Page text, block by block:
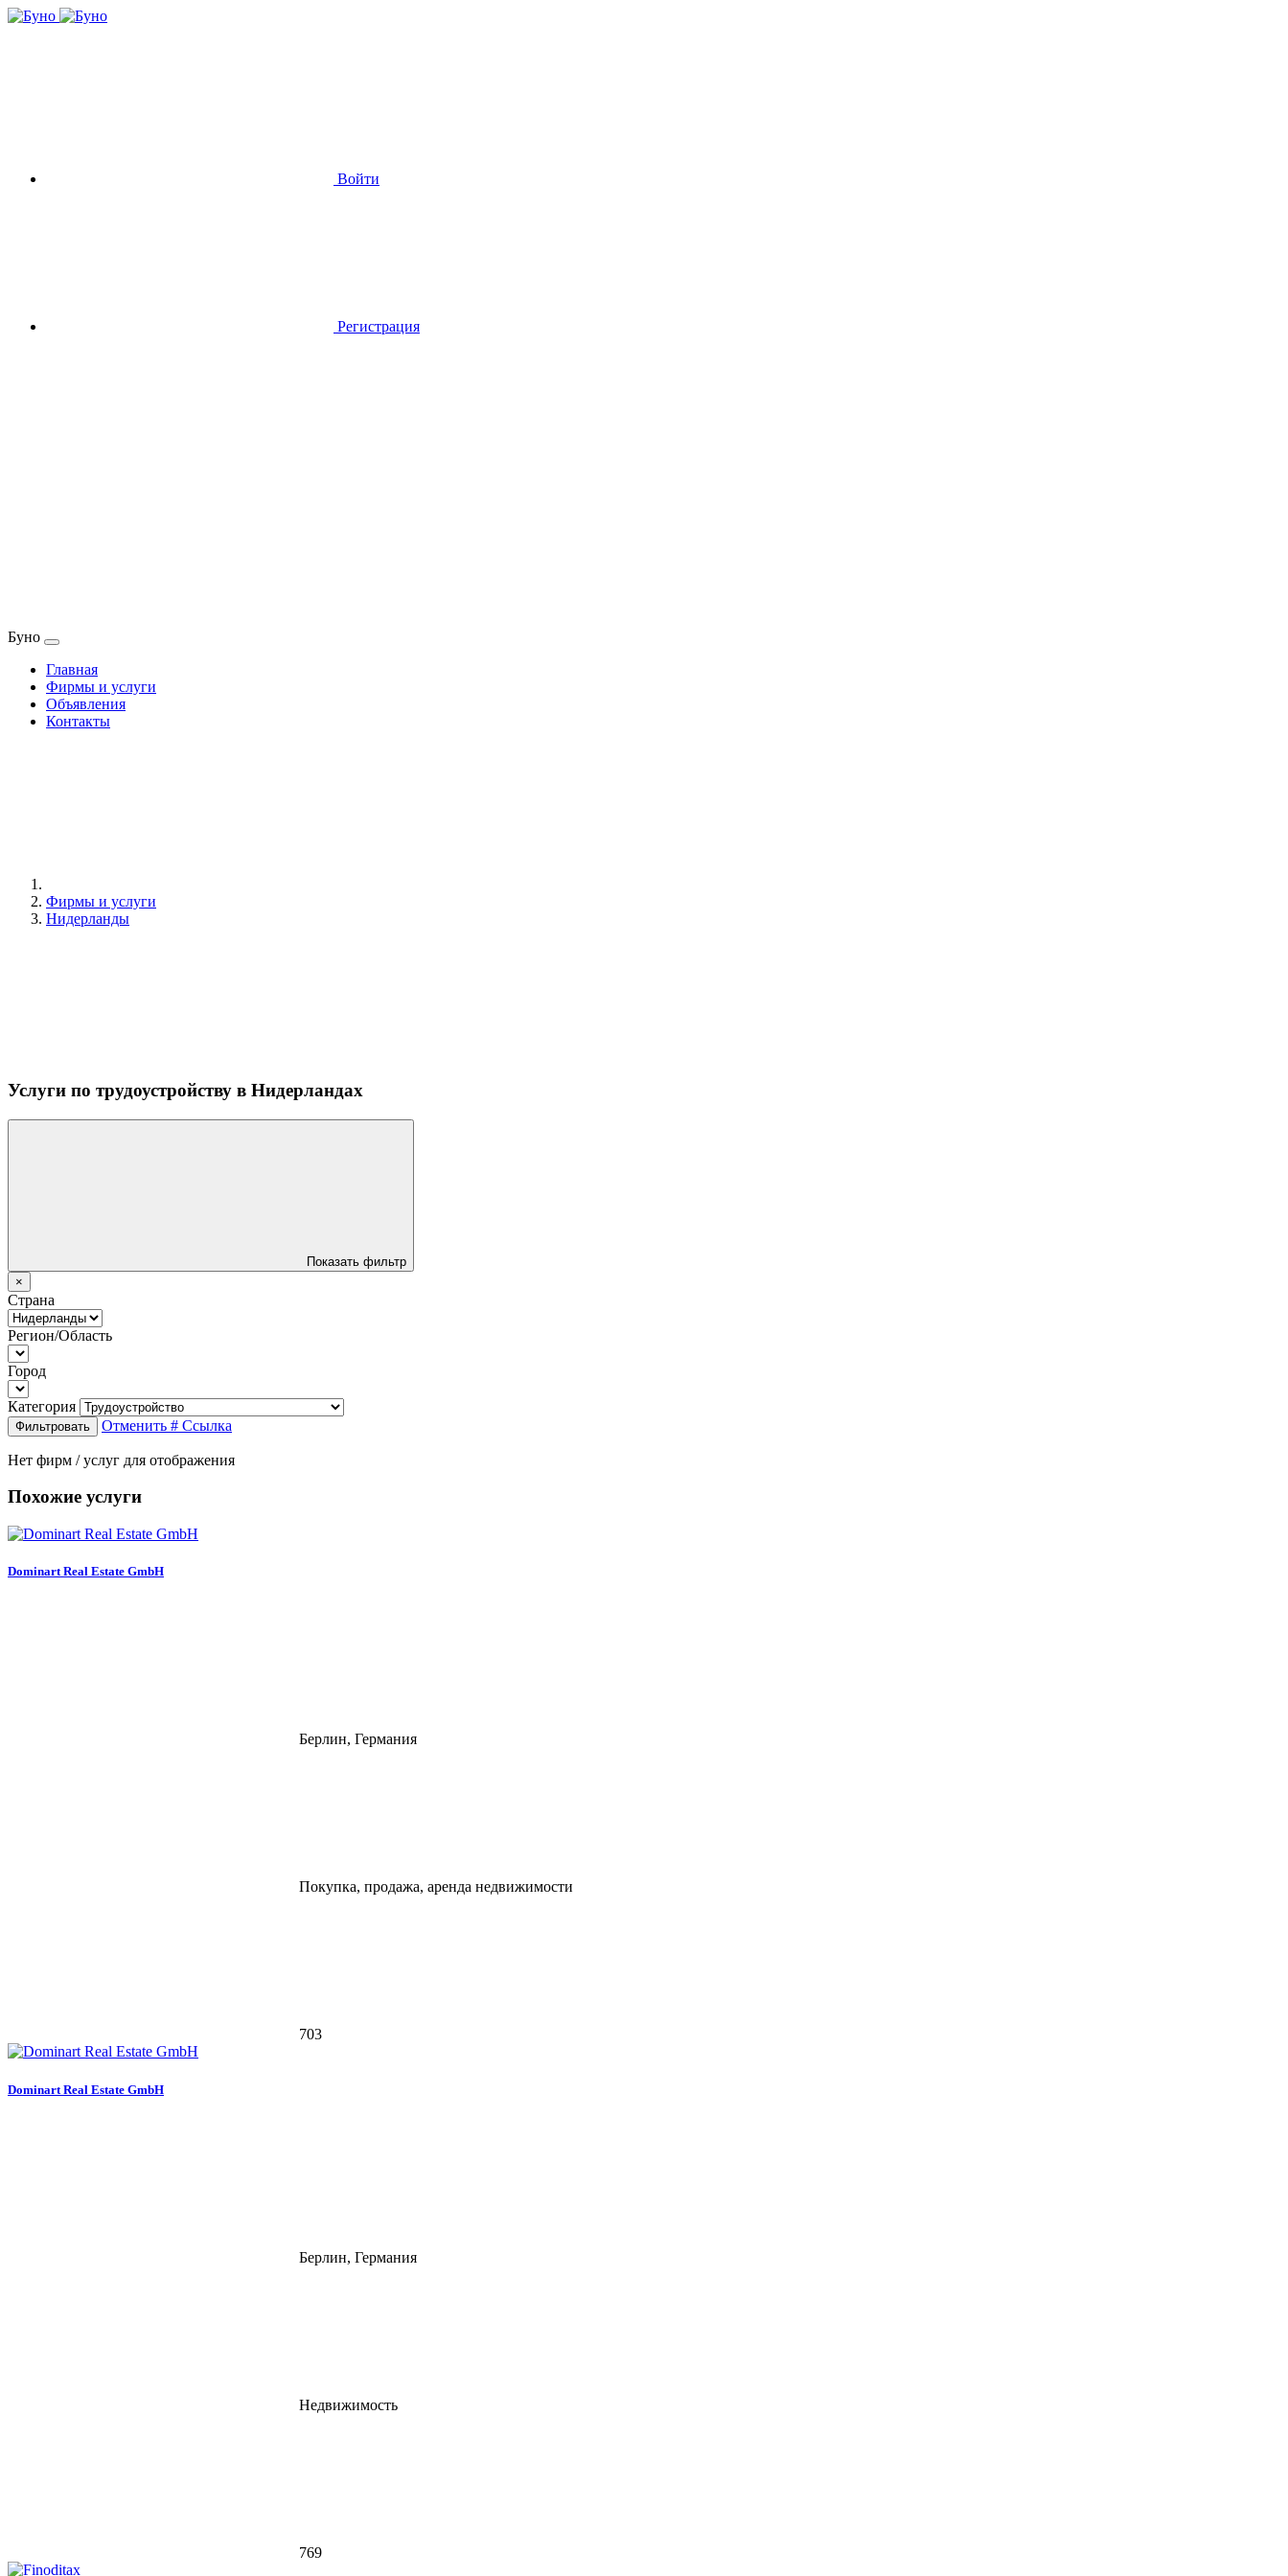
Войти
Регистрация
Буно
Главная
Фирмы и услуги
Объявления
Контакты
Фирмы и услуги
Нидерланды
Услуги по трудоустройству в Нидерландах
Показать фильтр
×
Страна
Регион/Область
Город
Категория
Фильтровать Отменить # Ссылка
Нет фирм / услуг для отображения
Похожие услуги
Dominart Real Estate GmbH
Берлин, Германия
Покупка, продажа, аренда недвижимости
703
Dominart Real Estate GmbH
Берлин, Германия
Недвижимость
769